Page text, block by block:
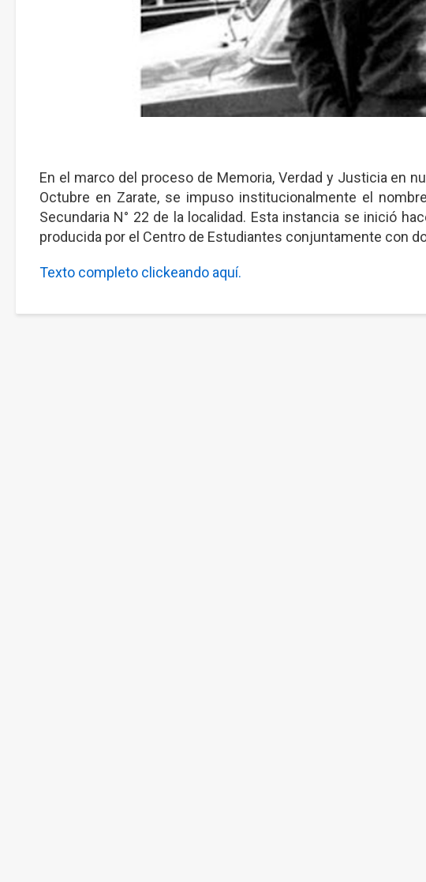
En el marco del proceso de Memoria, Verdad y Justicia en
Octubre en Zarate, se impuso institucionalmente el
Secundaria N° 22 de la localidad. Esta instancia se inició
producida por el Centro de Estudiantes conjuntamente con
Texto completo clickeando aquí.